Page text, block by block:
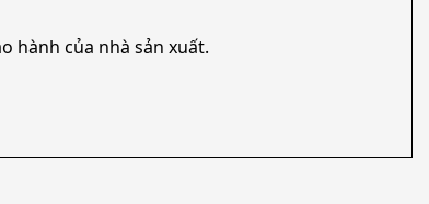
hành của nhà sản xuất.